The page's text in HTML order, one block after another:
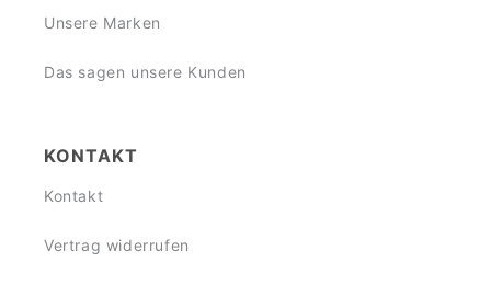
Unsere Marken
Das sagen unsere Kunden
KONTAKT
Kontakt
Vertrag widerrufen